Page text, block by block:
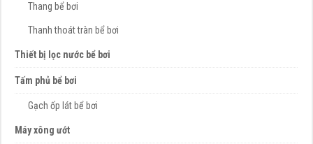
Thang bể bơi
Thanh thoát tràn bể bơi
Thiết bị lọc nước bể bơi
Tấm phủ bể bơi
Gạch ốp lát bể bơi
Máy xông ướt